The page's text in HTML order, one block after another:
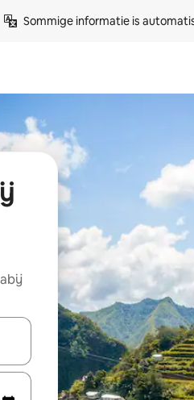
Sommige informatie is
een keuze met je de